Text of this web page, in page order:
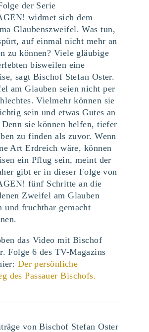
der Serie
widmet sich dem
Glaubenszweifel. Was tun,
auf einmal nicht mehr an
zu können? Viele gläubige
bisweilen eine
sagt Bischof Stefan Oster.
am Glauben seien nicht per
Vielmehr können sie
sein und etwas Gutes an
sie können helfen, tiefer
zu finden als zuvor. Wenn
Art Erdreich wäre, können
ein Pflug sein, meint der
gibt er in dieser Folge von
fünf Schritte an die
Zweifel am Glauben
und fruchtbar gemacht
das Video mit Bischof
Folge 6 des TV-Magazins
Der persönliche
des Passauer Bischofs.
von Bischof Stefan Oster